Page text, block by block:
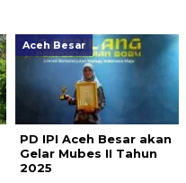
Aceh Besar
PD IPI Aceh Besar akan
Gelar Mubes II Tahun
2025